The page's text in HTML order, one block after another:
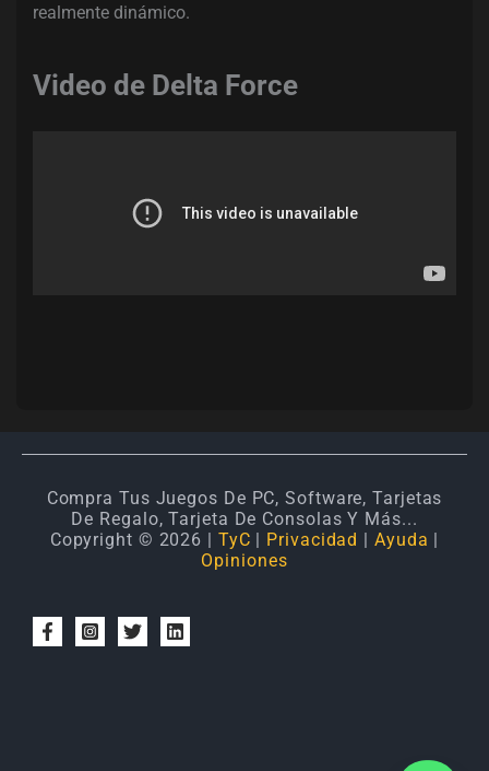
realmente dinámico.
Video de Delta Force
Compra Tus Juegos De PC, Software, Tarjetas
De Regalo, Tarjeta De Consolas Y Más...
Copyright © 2026 | TyC Privacidad Ayuda
Opiniones